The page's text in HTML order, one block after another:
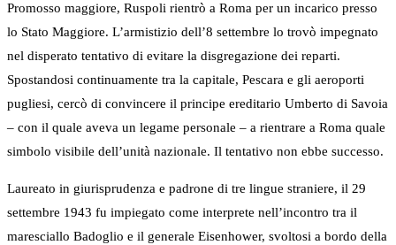
Promosso maggiore, Ruspoli rientrò a Roma per un incarico presso
lo Stato Maggiore. L’armistizio dell’8 settembre lo trovò impegnato
nel disperato tentativo di evitare la disgregazione dei reparti.
Spostandosi continuamente tra la capitale, Pescara e gli aeroporti
pugliesi, cercò di convincere il principe ereditario Umberto di Savoia
– con il quale aveva un legame personale – a rientrare a Roma quale
simbolo visibile dell’unità nazionale. Il tentativo non ebbe successo.
Laureato in giurisprudenza e padrone di tre lingue straniere, il 29
settembre 1943 fu impiegato come interprete nell’incontro tra il
maresciallo Badoglio e il generale Eisenhower, svoltosi a bordo della